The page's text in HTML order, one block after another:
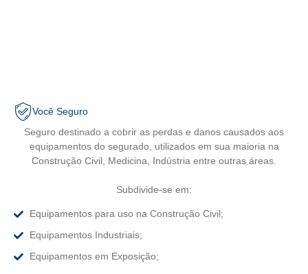
Você Seguro
Seguro destinado a cobrir as perdas e danos causados aos
equipamentos do segurado, utilizados em sua maioria na
Construção Civil, Medicina, Indústria entre outras áreas.
Subdivide-se em:
Equipamentos para uso na Construção Civil;
Equipamentos Industriais;
Equipamentos em Exposição;